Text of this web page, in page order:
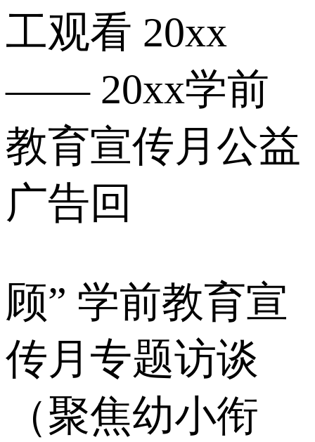
工观看 20xx
—— 20xx学前
教育宣传月公益
广告回
顾” 学前教育宣
传月专题访谈
（聚焦幼小衔